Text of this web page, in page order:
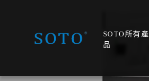
SOTO所有產
品